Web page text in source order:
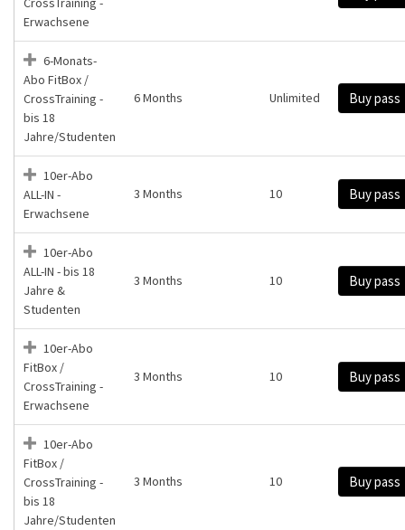
Erwachsene
6-Monats-
Abo FitBox /
CrossTraining -
bis 18
Jahre/Studenten
6 Months Unlimited Buy pass
10er-Abo
ALL-IN -
Erwachsene
3 Months 10 Buy pass
10er-Abo
ALL-IN - bis 18
Jahre &
Studenten
3 Months 10 Buy pass
10er-Abo
FitBox /
CrossTraining -
Erwachsene
3 Months 10 Buy pass
10er-Abo
FitBox /
CrossTraining -
bis 18
Jahre/Studenten
3 Months 10 Buy pass